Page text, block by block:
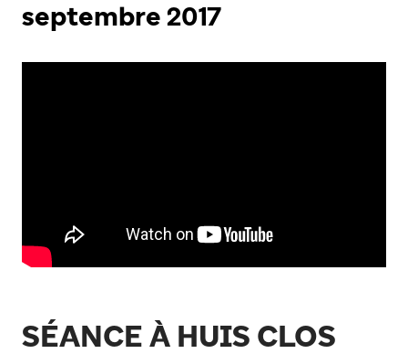
septembre 2017
SÉANCE À HUIS CLOS